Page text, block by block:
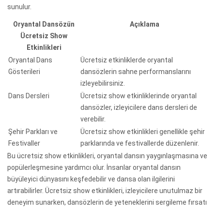
sunulur.
Oryantal Dansözün
Ücretsiz Show
Etkinlikleri
Açıklama
Oryantal Dans
Gösterileri
Ücretsiz etkinliklerde oryantal
dansözlerin sahne performanslarını
izleyebilirsiniz.
Dans Dersleri
Ücretsiz show etkinliklerinde oryantal
dansözler, izleyicilere dans dersleri de
verebilir.
Şehir Parkları ve
Festivaller
Ücretsiz show etkinlikleri genellikle şehir
parklarında ve festivallerde düzenlenir.
Bu ücretsiz show etkinlikleri, oryantal dansın yaygınlaşmasına ve
popülerleşmesine yardımcı olur. İnsanlar oryantal dansın
büyüleyici dünyasını keşfedebilir ve dansa olan ilgilerini
artırabilirler. Ücretsiz show etkinlikleri, izleyicilere unutulmaz bir
deneyim sunarken, dansözlerin de yeteneklerini sergileme fırsatı